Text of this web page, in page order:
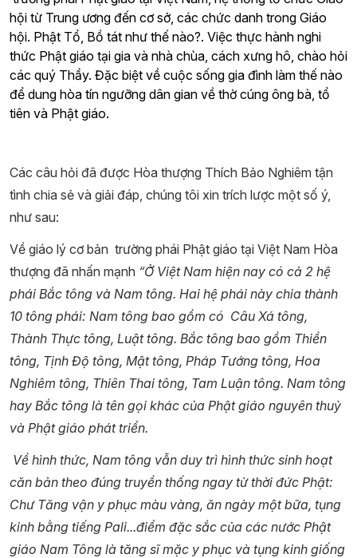
hội từ Trung ương đến cơ sở, các chức danh trong Giáo
hội. Phật Tổ, Bồ tát như thế nào?. Việc thực hành nghi
thức Phật giáo tại gia và nhà chùa, cách xưng hô, chào hỏi
các quý Thầy. Đặc biệt về cuộc sống gia đình làm thế nào
để dung hòa tín ngưỡng dân gian về thờ cúng ông bà, tổ
tiên và Phật giáo.
Các câu hỏi đã được Hòa thượng Thích Bảo Nghiêm tận
tình chia sẻ và giải đáp, chúng tôi xin trích lược một số ý,
như sau:
Về giáo lý cơ bản trường phái Phật giáo tại Việt Nam Hòa
thượng đã nhấn mạnh “Ở Việt Nam hiện nay có cả 2 hệ
phái Bắc tông và Nam tông. Hai hệ phái này chia thành
10 tông phái: Nam tông bao gồm có Câu Xá tông,
Thành Thực tông, Luật tông. Bắc tông bao gồm Thiền
tông, Tịnh Độ tông, Mật tông, Pháp Tướng tông, Hoa
Nghiêm tông, Thiên Thai tông, Tam Luận tông. Nam tông
hay Bắc tông là tên gọi khác của Phật giáo nguyên thuỷ
và Phật giáo phát triển.
Về hình thức, Nam tông vẫn duy trì hình thức sinh hoạt
căn bản theo đúng truyền thống ngay từ thời đức Phật:
Chư Tăng vận y phục màu vàng, ăn ngày một bữa, tụng
kinh bằng tiếng Pali...điểm đặc sắc của các nước Phật
giáo Nam Tông là tăng sĩ mặc y phục và tụng kinh giống